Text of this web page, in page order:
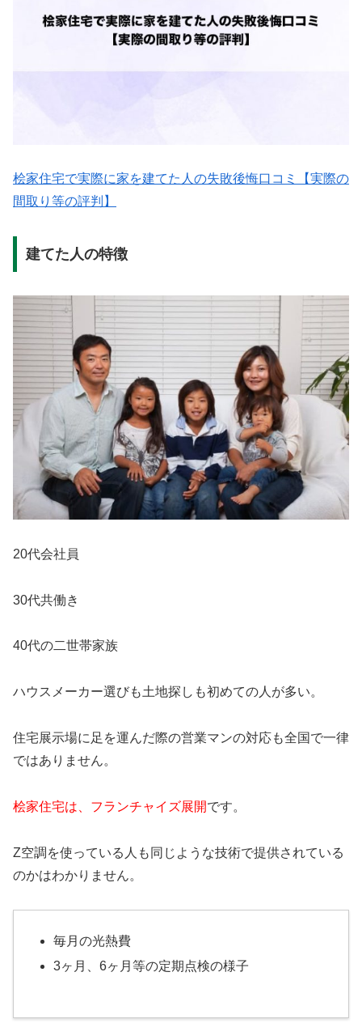
桧家住宅で実際に家を建てた人の失敗後悔口コミ【実際の
間取り等の評判】
建てた人の特徴
20代会社員
30代共働き
40代の二世帯家族
ハウスメーカー選びも土地探しも初めての人が多い。
住宅展示場に足を運んだ際の営業マンの対応も全国で一律
ではありません。
桧家住宅は、フランチャイズ展開です。
Z空調を使っている人も同じような技術で提供されている
のかはわかりません。
毎月の光熱費
3ヶ月、6ヶ月等の定期点検の様子